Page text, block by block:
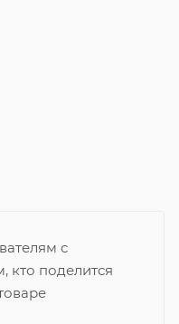
с
кто поделится